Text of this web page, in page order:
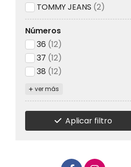
TOMMY JEANS (2)
Números
36 (12)
37 (12)
38 (12)
ver más
Aplicar filtro